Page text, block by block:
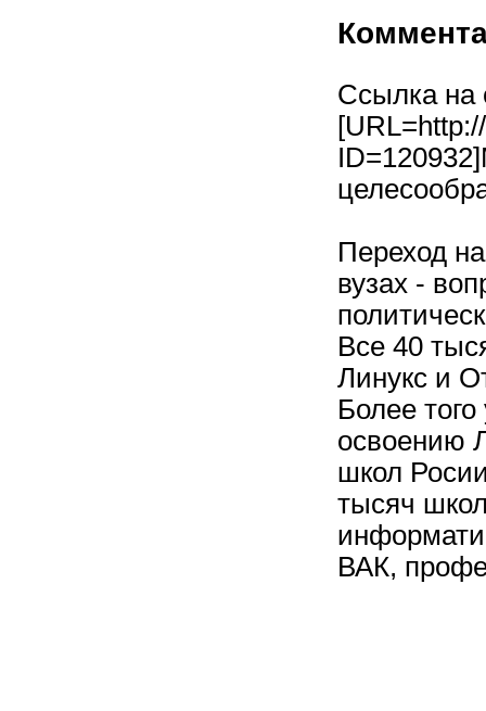
Ссылка на
Переход
вузах -
Все 40
Линукс и
Более
освоению
школ
тысяч
ВАК,